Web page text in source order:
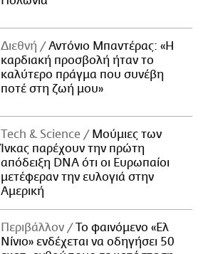
Διεθνή
Αντόνιο Μπαντέρας: «Η
καρδιακή προσβολή ήταν το
καλύτερο πράγμα που συνέβη
ποτέ στη ζωή μου»
Τech & Science
Μούμιες των
Ίνκας παρέχουν την πρώτη
απόδειξη DNA ότι οι Ευρωπαίοι
μετέφεραν την ευλογιά στην
Αμερική
Περιβάλλον
Το φαινόμενο «Ελ
Νίνιο» ενδέχεται να οδηγήσει 50